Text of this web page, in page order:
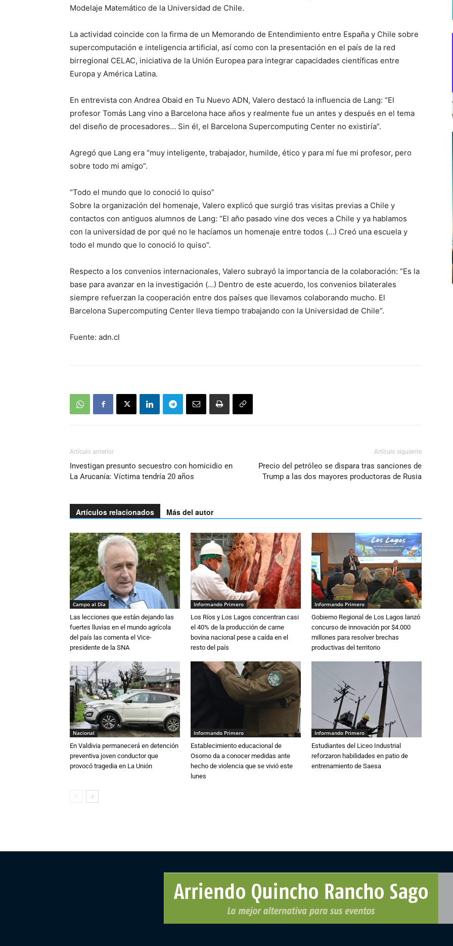
Modelaje Matemático de la Universidad de Chile.
La actividad coincide con la firma de un Memorando de Entendimiento entre España y Chile sobre
supercomputación e inteligencia artificial, así como con la presentación en el país de la red
birregional CELAC, iniciativa de la Unión Europea para integrar capacidades científicas entre
Europa y América Latina.
En entrevista con Andrea Obaid en Tu Nuevo ADN, Valero destacó la influencia de Lang: “El
profesor Tomás Lang vino a Barcelona hace años y realmente fue un antes y después en el tema
del diseño de procesadores… Sin él, el Barcelona Supercomputing Center no existiría”.
Agregó que Lang era “muy inteligente, trabajador, humilde, ético y para mí fue mi profesor, pero
sobre todo mi amigo”.
“Todo el mundo que lo conoció lo quiso”
Sobre la organización del homenaje, Valero explicó que surgió tras visitas previas a Chile y
contactos con antiguos alumnos de Lang: “El año pasado vine dos veces a Chile y ya hablamos
con la universidad de por qué no le hacíamos un homenaje entre todos (…) Creó una escuela y
todo el mundo que lo conoció lo quiso”.
Respecto a los convenios internacionales, Valero subrayó la importancia de la colaboración: “Es la
base para avanzar en la investigación (…) Dentro de este acuerdo, los convenios bilaterales
siempre refuerzan la cooperación entre dos países que llevamos colaborando mucho. El
Barcelona Supercomputing Center lleva tiempo trabajando con la Universidad de Chile”.
Fuente: adn.cl
Artículo anterior
Investigan presunto secuestro con homicidio en
La Arucanía: Víctima tendría 20 años
Artículo siguiente
Precio del petróleo se dispara tras sanciones de
Trump a las dos mayores productoras de Rusia
Artículos relacionados Más del autor
Campo al Día
Las lecciones que están dejando las
fuertes lluvias en el mundo agrícola
del país las comenta el Vice-
presidente de la SNA
Informando Primero
Los Ríos y Los Lagos concentran casi
el 40% de la producción de carne
bovina nacional pese a caída en el
resto del país
Informando Primero
Gobierno Regional de Los Lagos lanzó
concurso de innovación por $4.000
millones para resolver brechas
productivas del territorio
Nacional
En Valdivia permanecerá en detención
preventiva joven conductor que
provocó tragedia en La Unión
Informando Primero
Establecimiento educacional de
Osorno da a conocer medidas ante
hecho de violencia que se vivió este
lunes
Informando Primero
Estudiantes del Liceo Industrial
reforzaron habilidades en patio de
entrenamiento de Saesa